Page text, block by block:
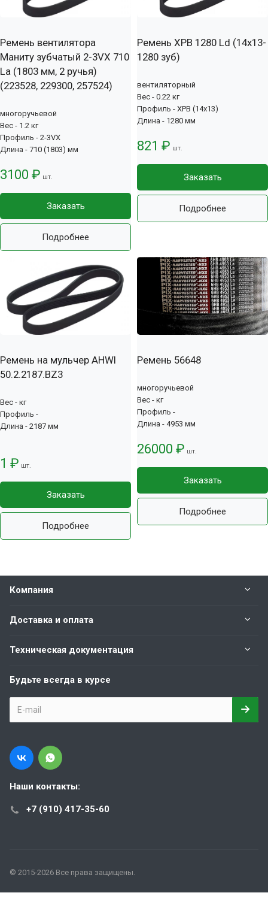
Ремень вентилятора
Маниту зубчатый 2-3VX 710
La (1803 мм, 2 ручья)
(223528, 229300, 257524)
многоручьевой
Вес - 1.2 кг
Профиль - 2-3VX
Длина - 710 (1803) мм
3100 ₽ шт.
Заказать
Подробнее
Ремень XPB 1280 Ld (14х13-
1280 зуб)
вентиляторный
Вес - 0.22 кг
Профиль - XPB (14x13)
Длина - 1280 мм
821 ₽ шт.
Заказать
Подробнее
Ремень на мульчер AHWI
50.2.2187.BZ3
Вес - кг
Профиль -
Длина - 2187 мм
1 ₽ шт.
Заказать
Подробнее
Ремень 56648
многоручьевой
Вес - кг
Профиль -
Длина - 4953 мм
26000 ₽ шт.
Заказать
Подробнее
Компания
Доставка и оплата
Техническая документация
Будьте всегда в курсе
Наши контакты:
+7 (910) 417-35-60
© 2015-2026 Все права защищены.